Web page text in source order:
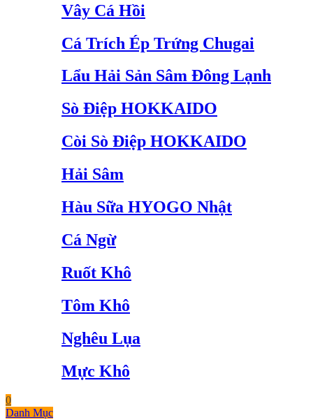
Vây Cá Hồi
Cá Trích Ép Trứng Chugai
Lẩu Hải Sản Sâm Đông Lạnh
Sò Điệp HOKKAIDO
Còi Sò Điệp HOKKAIDO
Hải Sâm
Hàu Sữa HYOGO Nhật
Cá Ngừ
Ruốt Khô
Tôm Khô
Nghêu Lụa
Mực Khô
0
Danh Mục